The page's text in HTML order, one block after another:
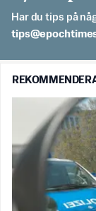
Har du tips på